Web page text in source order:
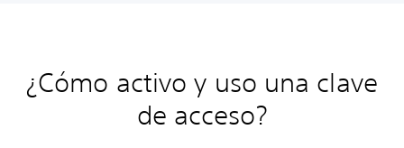
¿Cómo activo y uso una clave
de acceso?